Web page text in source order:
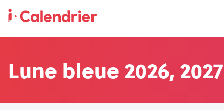
Lune bleue 2026,